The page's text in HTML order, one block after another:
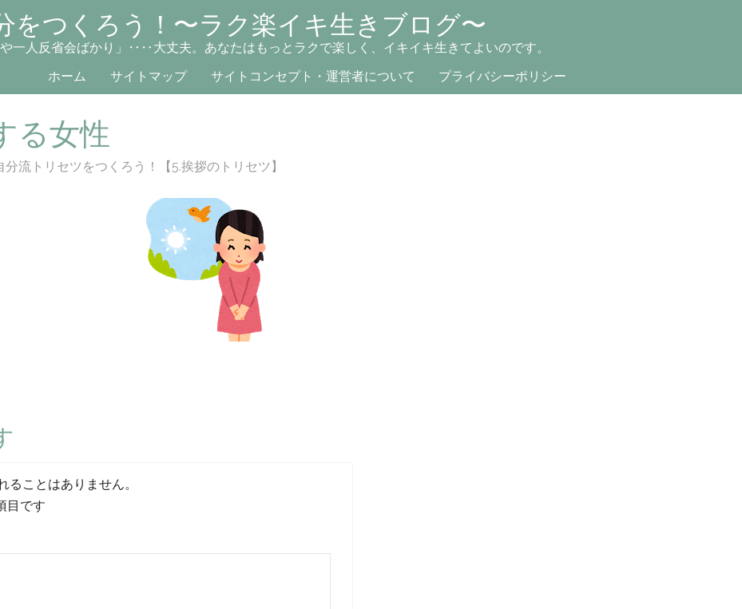
をつくろう！〜ラク楽イキ生きブログ〜
や一人反省会ばかり」‥‥大丈夫。あなたはもっとラクで楽しく、イキイキ生きてよいのです。
ホーム
サイトマップ サイトコンセプト・運営者について プライバシーポリシー
る女性
分流トリセツをつくろう！【5.挨拶のトリセツ】
ることはありません。
目です